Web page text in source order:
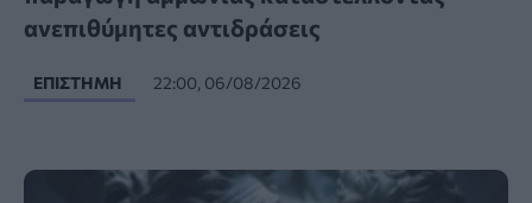
ανεπιθύμητες αντιδράσεις
ΕΠΙΣΤΉΜΗ 22:00, 06/08/2026